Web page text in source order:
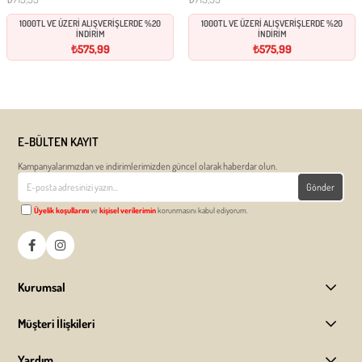
Ekle
1000TL VE ÜZERİ ALIŞVERİŞLERDE %20
İNDİRİM
₺575,99
Ekle
1000TL VE ÜZERİ ALIŞVERİŞLERDE %20
İNDİRİM
₺575,99
E-BÜLTEN KAYIT
Kampanyalarımızdan ve indirimlerimizden güncel olarak haberdar olun.
Gönder
Üyelik koşullarınıvekişisel verileriminkorunmasını kabul ediyorum.
Kurumsal
Müşteri İlişkileri